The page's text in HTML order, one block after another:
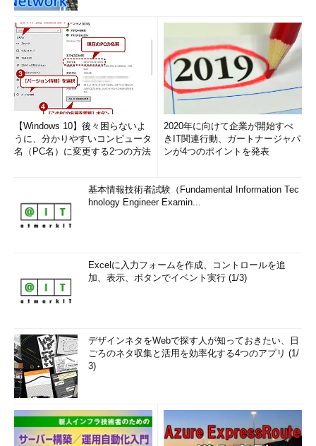
【Windows 10】後々困らないよ
うに、分かりやすいコンピュータ
名（PC名）に変更する2つの方法
2020年に向けて企業が開始すべ
きIT関連行動、ガートナージャパ
ンが4つのポイントを発表
基本情報技術者試験（Fundamental Information Tec
hnology Engineer Examin...
Excelに入力フォームを作成、コントロールを追
加、表示、ボタンでイベント実行 (1/3)
デザインネタをWebで探す人が知っておきたい、日
ごろのネタ収集と活用を効率化する4つのアプリ (1/
3)